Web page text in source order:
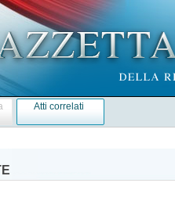
Atti correlati